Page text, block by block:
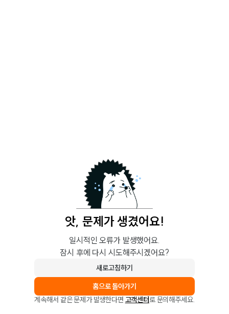
앗, 문제가 생겼어요!
일시적인 오류가 발생했어요.
잠시 후에 다시 시도해주시겠어요?
새로고침하기
홈으로 돌아가기
계속해서 같은 문제가 발생한다면 고객센터로 문의해주세요.